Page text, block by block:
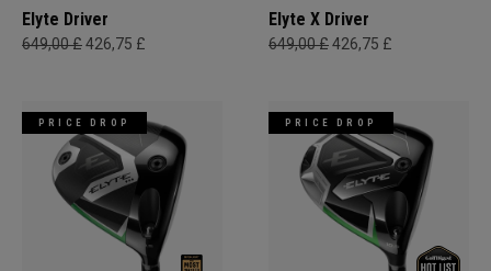
Elyte Driver
649,00 £426,75 £
Elyte X Driver
649,00 £426,75 £
PRICE DROP PRICE DROP